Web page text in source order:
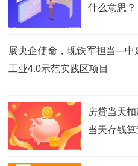
什么意思？
展央企使命，现铁军担当---
工业4.0示范实践区项目
房贷当天
当天存钱